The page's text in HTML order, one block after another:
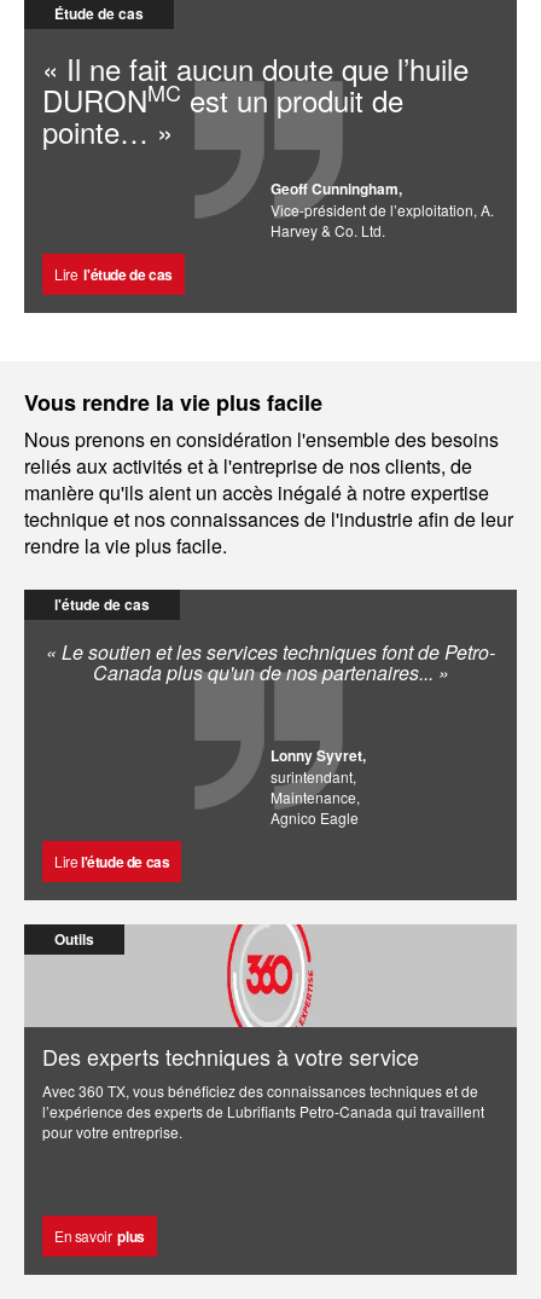
Étude de cas
« Il ne fait aucun doute que l’huile
DURONMC est un produit de
pointe… »
Geoff Cunningham,
Vice-président de l’exploitation, A.
Harvey & Co. Ltd.
Lire l'étude de cas
Vous rendre la vie plus facile
Nous prenons en considération l'ensemble des besoins
reliés aux activités et à l'entreprise de nos clients, de
manière qu'ils aient un accès inégalé à notre expertise
technique et nos connaissances de l'industrie afin de leur
rendre la vie plus facile.
l'étude de cas
« Le soutien et les services techniques font de Petro-
Canada plus qu'un de nos partenaires... »
Lonny Syvret,
surintendant,
Maintenance,
Agnico Eagle
Lirel'étude de cas
Outils
Des experts techniques à votre service
Avec 360 TX, vous bénéficiez des connaissances techniques et de
l’expérience des experts de Lubrifiants Petro-Canada qui travaillent
pour votre entreprise.
En savoir plus